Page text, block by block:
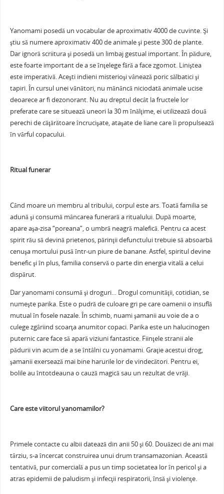
Yanomami posedă un vocabular de aproximativ 4000 de cuvinte. Şi
ştiu să numere aproximativ 400 de animale şi peste 300 de plante.
Dar ignoră scriitura şi posedă un limbaj gestual important. În pădure,
este foarte important de a se înţelege fără a face zgomot. Liniştea
este imperativă. Aceşti indieni misterioşi vânează poric sălbatici şi
tapiri. În cursul unei vânători, nu mănâncă niciodată animale ucise
deoarece ar fi dezonorant. Nu au dreptul decât la fructele lor
preferate care se situează uneori la 30 m înălţime, ei utilizează două
perechi de căţărătoare încrucişate, ataşate de liane care îi propulsează
în vârful copacului.
Ritual funerar
Când moare un membru al tribului, corpul este ars. Toată familia se
adună şi consumă mâncarea funerară a ritualului. După moarte,
apare aşa-zisa “poreana”, o umbră neagră malefică. Pentru ca acest
spirit rău să devină prietenos, părinţii defunctului trebuie să absoarbă
cenuşa mortului pusă într-un piure de banane. Astfel, spiritul devine
benefic şi în plus, familia conservă o parte din energia vitală a celui
dispărut.
Dar yanomami consumă şi droguri… Drogul comunităţii, cotidian, se
numeşte parika. Este o pudră de culoare gri pe care oamenii o insuflă
mutual în fosele nazale. În schimb, nuami şamanii au voie de a o
culege zgâriind scoarţa anumitor copaci. Parika este un halucinogen
puternic care face să apară viziuni fantastice. Fiinţele stranii ale
pădurii vin acum de a se întâlni cu yonamami. Graţie acestui drog,
şamanii exersează mai bine harurile lor de vindecători. Pentru ei,
bolile au întotdeauna o cauză magică sau un rezultat de vrăji.
Care este viitorul yanomamilor?
Primele contacte cu albii datează din anii 50 şi 60. Douăzeci de ani mai
târziu, s-a încercat construirea unui drum transamazonian. Această
tentativă, pur comercială a pus un timp societatea lor în pericol şi a
atras epidemii de paludism şi infecţii respiratorii, însă şi violenţe.